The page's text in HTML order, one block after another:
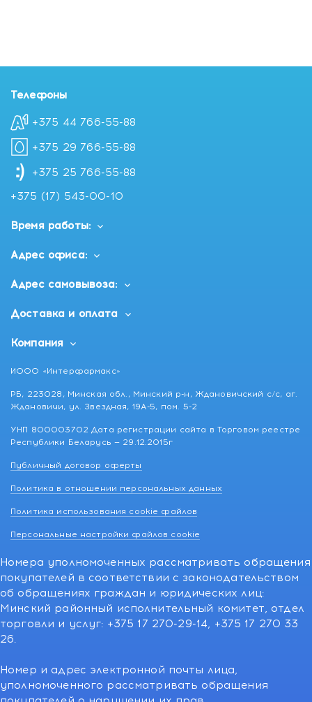
Телефоны
+375 44 766-55-88
+375 29 766-55-88
+375 25 766-55-88
+375 (17) 543-00-10
Время работы:
Адрес офиса:
Адрес самовывоза:
Доставка и оплата
Компания
ИООО «Интерфармакс»
РБ, 223028, Минская обл., Минский р-н, Ждановичский с/с, аг.
Ждановичи, ул. Звездная, 19А-5, пом. 5-2
УНП 800003702 Дата регистрации сайта в Торговом реестре
Республики Беларусь — 29.12.2015г
Публичный договор оферты
Политика в отношении персональных данных
Политика использования cookie файлов
Персональные настройки файлов cookie
Номера уполномоченных рассматривать обращения
покупателей в соответствии с законодательством
об обращениях граждан и юридических лиц:
Минский районный исполнительный комитет, отдел
торговли и услуг: +375 17 270-29-14, +375 17 270 33
26.
Номер и адрес электронной почты лица,
уполномоченного рассматривать обращения